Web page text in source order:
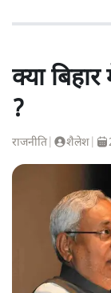
क्या
?
राजनीति शैलेश